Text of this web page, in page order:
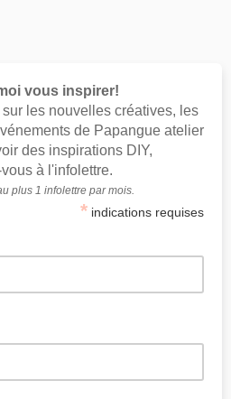
vous inspirer!
les nouvelles créatives, les
de Papangue atelier
des inspirations DIY,
à l'infolettre.
plus 1 infolettre par mois.
* indications requises